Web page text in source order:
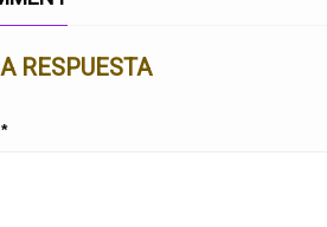
RESPUESTA
*